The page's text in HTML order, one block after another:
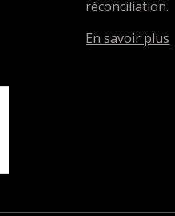
réconciliation.
En savoir plus